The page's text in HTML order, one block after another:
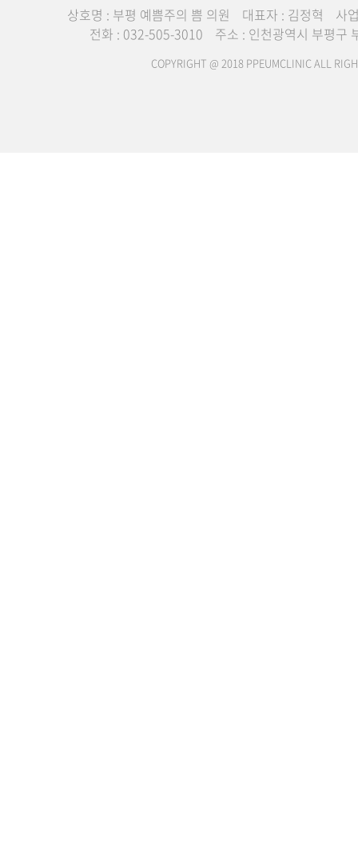
상호명 : 부평 예쁨주의 쁨 의원 대표자 : 김정혁
사
전화 : 032-505-3010
주소 : 인천광역시 부평구
COPYRIGHT @ 2018 PPEUMCLINIC ALL